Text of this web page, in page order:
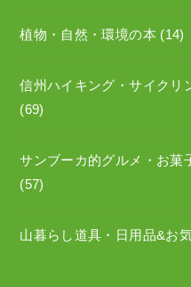
植物・自然・環境の本 (14)
信州ハイキング・サイクリ
(69)
サンブーカ的グルメ・お菓
(57)
山暮らし道具・日用品&お